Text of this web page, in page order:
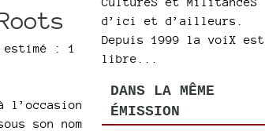
estimé : 1
l’occasion
son nom
d’ici et d’ailleurs.
Depuis 1999 la voiX est
libre...
DANS LA MÊME
ÉMISSION